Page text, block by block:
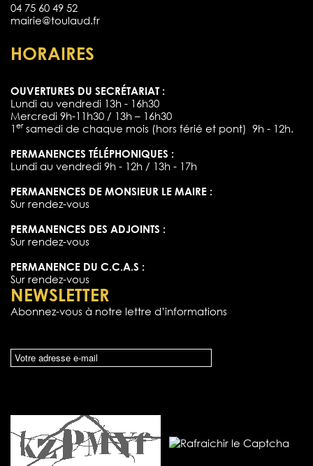
04 75 60 49 52
mairie@toulaud.fr
HORAIRES
OUVERTURES DU SECRÉTARIAT :
Lundi au vendredi 13h - 16h30
Mercredi 9h-11h30 / 13h – 16h30
1 ersamedi de chaque mois (hors férié et pont) 9h - 12h.
PERMANENCES TÉLÉPHONIQUES :
Lundi au vendredi 9h - 12h / 13h - 17h
PERMANENCES DE MONSIEUR LE MAIRE :
Sur rendez-vous
PERMANENCES DES ADJOINTS :
Sur rendez-vous
PERMANENCE DU C.C.A.S :
Sur rendez-vous
NEWSLETTER
Abonnez-vous à notre lettre d’informations